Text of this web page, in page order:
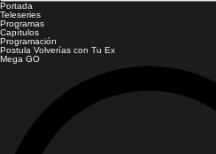
Portada
Teleseries
Programas
Capítulos
Programación
Postula Volverías con Tu Ex
Mega GO